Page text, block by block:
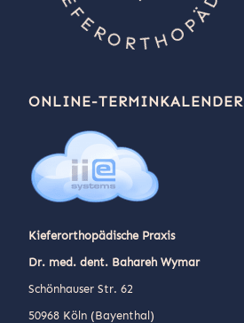
ONLINE-TERMINKALENDER
Kieferorthopädische Praxis
Dr. med. dent. Bahareh Wymar
Schönhauser Str. 62
50968 Köln (Bayenthal)